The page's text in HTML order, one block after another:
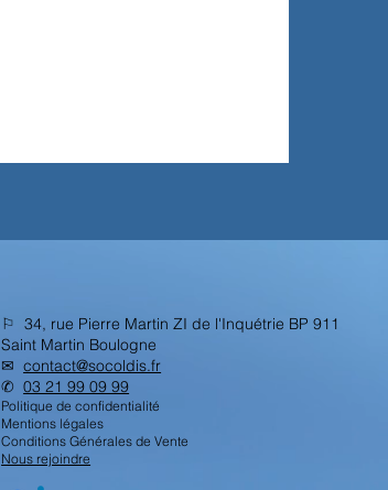
⚐ 34, rue Pierre Martin ZI de l'Inquétrie BP 911
Saint Martin Boulogne
✉︎contact@socoldis.fr
✆03 21 99 09 99
Politique de confidentialité
Mentions légales
Conditions Générales de Vente
Nous rejoindre